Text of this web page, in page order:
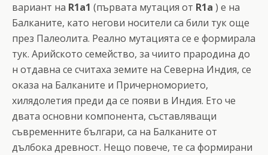
вариант на R1a1 (първата мутация от R1a ) е на
Балканите, като негови носители са били тук още
през Палеолита. Реално мутацията се е формирала
тук. Арийското семейство, за чиито прародина до
н отдавна се считаха земите на Северна Индия, се
оказа на Балканите и Причерноморието,
хилядолетия преди да се появи в Индия. Ето че
двата основни компонента, съставляващи
съвременните българи, са на Балканите от
дълбока древност. Нещо повече, те са формирани